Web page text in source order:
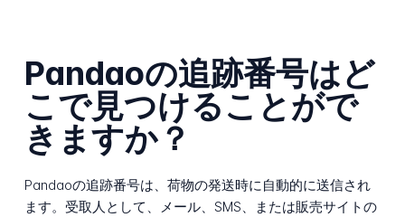
Pandaoの追跡番号はど
こで見つけることがで
きますか？
Pandaoの追跡番号は、荷物の発送時に自動的に送信され
ます。受取人として、メール、SMS、または販売サイトの